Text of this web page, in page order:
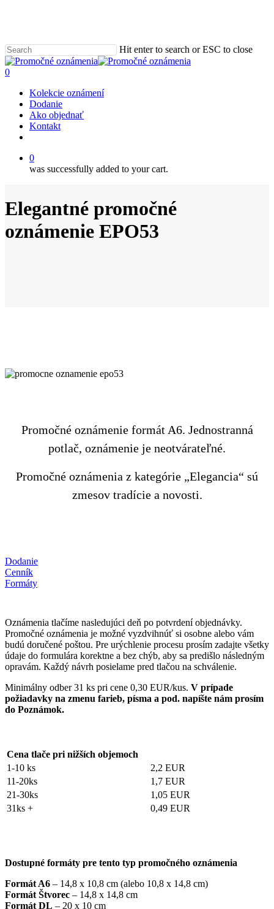
content
Hit enter to search or ESC to close
Close
Search
0
Kolekcie oznámení
Dodanie
Ako objednať
Kontakt
0
was successfully added to your cart.
Elegantné promočné
oznámenie EPO53
Promočné oznámenie formát A6. Jednostranná
potlač, oznámenie je neotvárateľné.
Promočné oznámenia z kategórie „Elegancia“ sú
zmesov tradície a novosti.
Dodanie
Cenník
Formáty
Oznámenia tlačíme nasledujúci deň po potvrdení objednávky.
Promočné oznámenia je možné vyzdvihnúť si osobne alebo vám
budú doručené poštou. Pre urýchlenie procesu prosím zadajte všetky
údaje do formulára korektne a bez chýb, aby sa predišlo následným
opravám. Každý návrh posielame pred tlačou na schválenie.
Minimálny odber 31 ks pri cene 0,30 EUR/kus. V prípade
požiadavky na zmenu farieb, písma a pod. napíšte nám prosím
do Poznámok.
Cena tlače pri nižších objemoch
1-10 ks
2,2 EUR
11-20ks
1,7 EUR
21-30ks
1,05 EUR
31ks +
0,49 EUR
Dostupné formáty pre tento typ promočného oznámenia
Formát A6 – 14,8 x 10,8 cm (alebo 10,8 x 14,8 cm)
Formát Štvorec – 14,8 x 14,8 cm
Formát DL – 20 x 10 cm